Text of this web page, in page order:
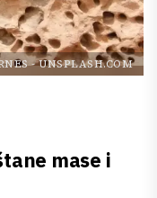
-UNSPLASH.COM
mase i